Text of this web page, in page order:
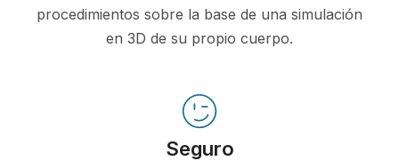
procedimientos sobre la base de una simulación
en 3D de su propio cuerpo.
Seguro